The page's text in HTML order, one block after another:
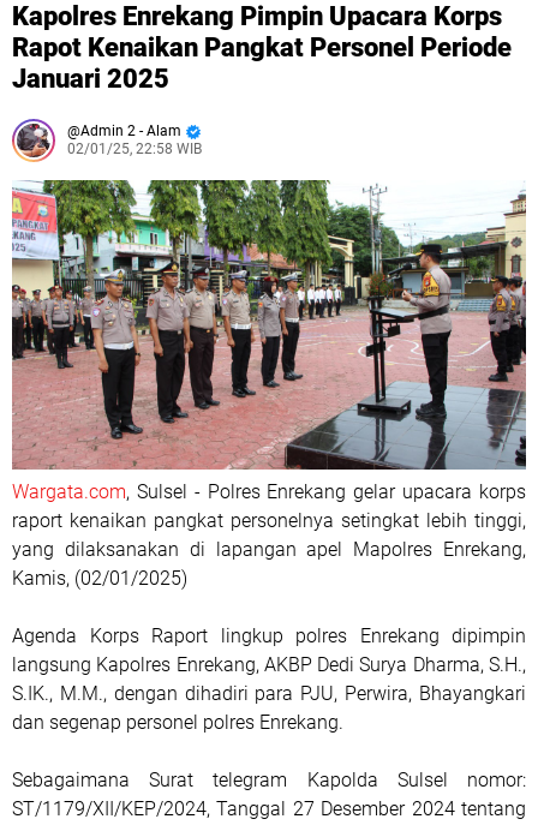
Kapolres Enrekang Pimpin Upacara Korps
Rapot Kenaikan Pangkat Personel Periode
Januari 2025
Admin 2 - Alam
02/01/25, 22:58 WIB
Wargata.com, Sulsel - Polres Enrekang gelar upacara korps
raport kenaikan pangkat personelnya setingkat lebih tinggi,
yang dilaksanakan di lapangan apel Mapolres Enrekang,
Kamis, (02/01/2025)
Agenda Korps Raport lingkup polres Enrekang dipimpin
langsung Kapolres Enrekang, AKBP Dedi Surya Dharma, S.H.,
S.IK., M.M., dengan dihadiri para PJU, Perwira, Bhayangkari
dan segenap personel polres Enrekang.
Sebagaimana Surat telegram Kapolda Sulsel nomor:
ST/1179/XII/KEP/2024, Tanggal 27 Desember 2024 tentang